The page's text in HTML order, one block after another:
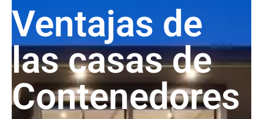
Ventajas de
las casas de
Contenedores